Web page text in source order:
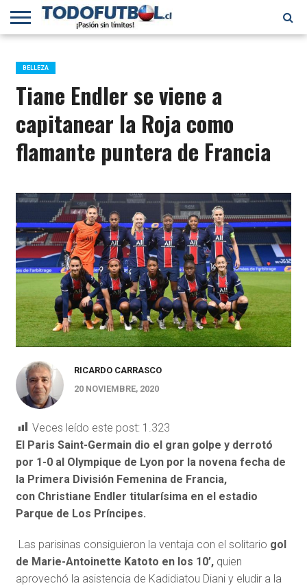
PRIMERA
B
SELECCIÓN
CHILENA
CHILENOS
EN EL
MUNDO
FÚTBOL
INTERNACIONAL
BELLEZA
Tiane Endler se viene a
capitanear la Roja como
flamante puntera de Francia
RICARDO CARRASCO
20 NOVIEMBRE, 2020
Veces leído este post: 1.323
El Paris Saint-Germain dio el gran golpe y derrotó
por 1-0 al Olympique de Lyon por la novena fecha de
la Primera División Femenina de Francia,
con Christiane Endler titularísima en el estadio
Parque de Los Príncipes.
Las parisinas consiguieron la ventaja con el solitario gol
de Marie-Antoinette Katoto en los 10’, quien
aprovechó la asistencia de Kadidiatou Diani y eludir a la